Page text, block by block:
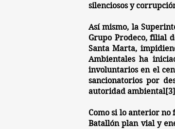
silenciosos y
Así mismo, la
Grupo Prodeco, filial
Santa Marta,
Ambientales ha
involuntarios en el
sancionatorios por
autoridad
Como si lo anterior no
Batallón plan vial y